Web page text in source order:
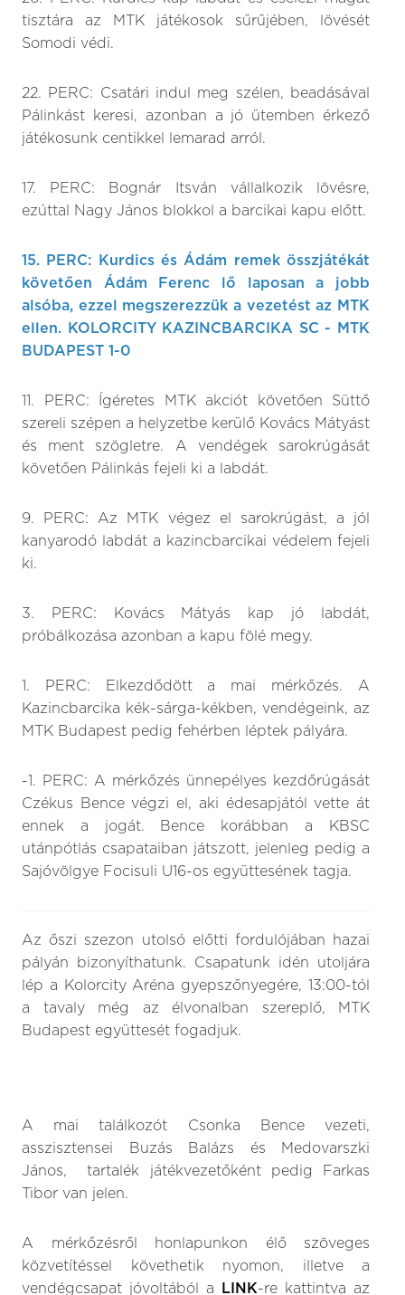
tisztára az MTK játékosok sűrűjében, lövését
Somodi védi.
22. PERC: Csatári indul meg szélen, beadásával
Pálinkást keresi, azonban a jó ütemben érkező
játékosunk centikkel lemarad arról.
17. PERC: Bognár Itsván vállalkozik lövésre,
ezúttal Nagy János blokkol a barcikai kapu előtt.
15. PERC: Kurdics és Ádám remek összjátékát
követően Ádám Ferenc lő laposan a jobb
alsóba, ezzel megszerezzük a vezetést az MTK
ellen. KOLORCITY KAZINCBARCIKA SC - MTK
BUDAPEST 1-0
11. PERC: Ígéretes MTK akciót követően Süttő
szereli szépen a helyzetbe kerülő Kovács Mátyást
és ment szögletre. A vendégek sarokrúgását
követően Pálinkás fejeli ki a labdát.
9. PERC: Az MTK végez el sarokrúgást, a jól
kanyarodó labdát a kazincbarcikai védelem fejeli
ki.
3. PERC: Kovács Mátyás kap jó labdát,
próbálkozása azonban a kapu fölé megy.
1. PERC: Elkezdődött a mai mérkőzés. A
Kazincbarcika kék-sárga-kékben, vendégeink, az
MTK Budapest pedig fehérben léptek pályára.
-1. PERC: A mérkőzés ünnepélyes kezdőrúgását
Czékus Bence végzi el, aki édesapjától vette át
ennek a jogát. Bence korábban a KBSC
utánpótlás csapataiban játszott, jelenleg pedig a
Sajóvölgye Focisuli U16-os együttesének tagja.
Az őszi szezon utolsó előtti fordulójában hazai
pályán bizonyíthatunk. Csapatunk idén utoljára
lép a Kolorcity Aréna gyepszőnyegére, 13:00-tól
a tavaly még az élvonalban szereplő, MTK
Budapest együttesét fogadjuk.
A mai találkozót Csonka Bence vezeti,
asszisztensei Buzás Balázs és Medovarszki
János, tartalék játékvezetőként pedig Farkas
Tibor van jelen.
A mérkőzésről honlapunkon élő szöveges
közvetítéssel követhetik nyomon, illetve a
vendégcsapat jóvoltából a
LINK-re kattintva az